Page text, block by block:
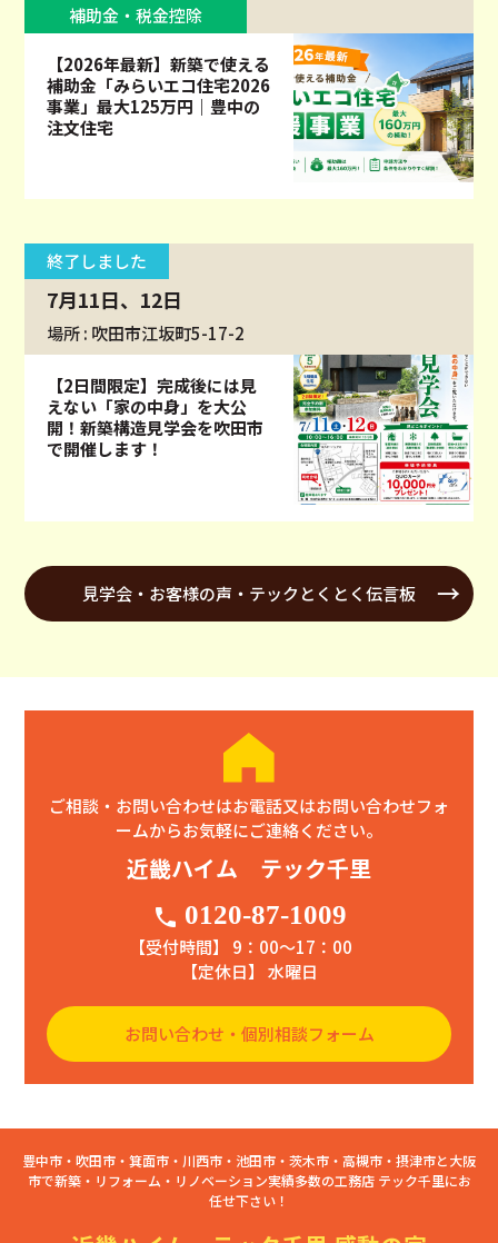
補助金・税金控除
【2026年最新】新築で使える
補助金「みらいエコ住宅2026
事業」最大125万円｜豊中の
注文住宅
終了しました
7月11日、12日
場所 : 吹田市江坂町5-17-2
【2日間限定】完成後には見
えない「家の中身」を大公
開！新築構造見学会を吹田市
で開催します！
見学会・お客様の声・テックとくとく伝言板
ご相談・お問い合わせはお電話又はお問い合わせフォ
ームからお気軽にご連絡ください。
近畿ハイム テック千里
phone 0120-87-1009
【受付時間】 9：00〜17：00
【定休日】 水曜日
お問い合わせ・個別相談フォーム
豊中市・吹田市・箕面市・川西市・池田市・茨木市・高槻市・摂津市と大阪
市で新築・リフォーム・リノベーション実績多数の工務店 テック千里にお
任せ下さい！